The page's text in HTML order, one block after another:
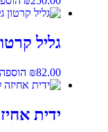
גליל
₪82.00
ידית